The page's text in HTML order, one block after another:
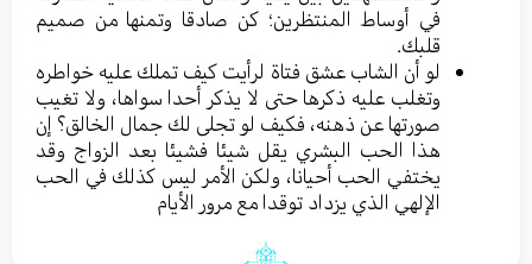
في أوساط المنتظرين؛ كن صادقا وتمنها من صميم
قلبك.
لو أن الشاب عشق فتاة لرأيت كيف تملك عليه خواطره
وتغلب عليه ذكرها حتى لا يذكر أحدا سواها، ولا تغيب
صورتها عن ذهنه، فكيف لو تجلى لك جمال الخالق؟ إن
هذا الحب البشري يقل شيئا فشيئا بعد الزواج وقد
يختفي الحب أحيانا، ولكن الأمر ليس كذلك في الحب
الإلهي الذي يزداد توقدا مع مرور الأيام